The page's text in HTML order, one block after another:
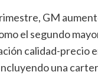
GM
el segundo
calidad-precio
una